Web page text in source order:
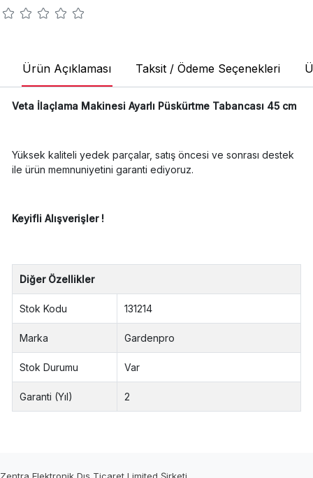
Ürün Açıklaması Taksit / Ödeme Seçenekleri
Veta İlaçlama Makinesi Ayarlı Püskürtme Tabancası 45 cm
Yüksek kaliteli yedek parçalar, satış öncesi ve sonrası destek
ile ürün memnuniyetini garanti ediyoruz.
Keyifli Alışverişler !
Diğer Özellikler
Stok Kodu 131214
Marka Gardenpro
Stok Durumu Var
Garanti (Yıl) 2